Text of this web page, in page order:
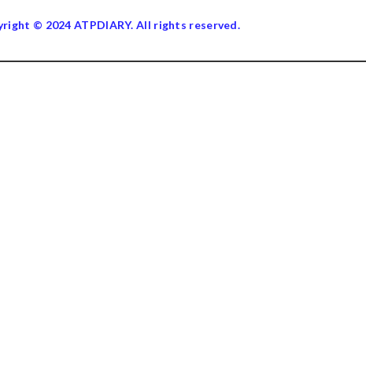
© 2024 ATPDIARY. All rights reserved.